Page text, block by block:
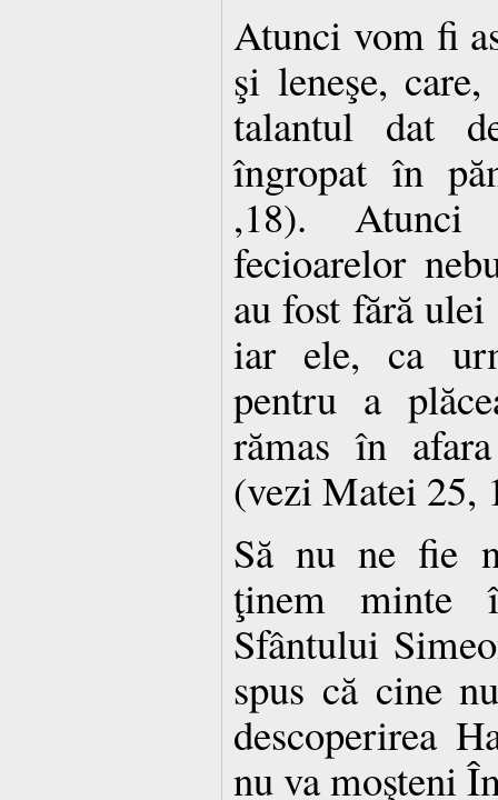
Atunci vom fi
şi leneşe,
talantul dat
îngropat în
,18). Atunci
fecioarelor
au fost fără
iar ele, ca
pentru a
rămas în
(vezi Matei 25,
Să nu ne fie
ţinem minte
Sfântului
spus că cine
descoperirea
nu va moşteni